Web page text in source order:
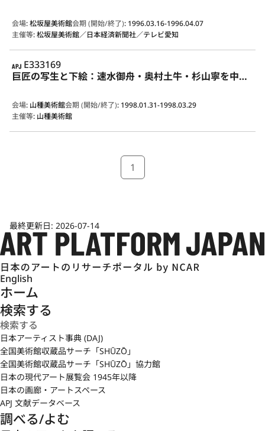
会場:松坂屋美術館会期 (開始/終了): 1996.03.16-1996.04.07
主催等:松坂屋美術館／日本経済新聞社／テレビ愛知
APJ
E333169
巨匠の写生と下絵：速水御舟・奥村土牛・杉山寧を中心として
会場: 山種美術館会期 (開始/終了): 1998.01.31-1998.03.29
主催等: 山種美術館
1
最終更新日: 2026-07-14
English
ホーム
検索する
日本アーティスト事典 (DAJ)
全国美術館収蔵品サーチ「SHŪZŌ」
全国美術館収蔵品サーチ「SHŪZŌ」協力館
日本の現代アート展覧会 1945年以降
日本の画廊・アートスペース
APJ 文献データベース
調べる/よむ